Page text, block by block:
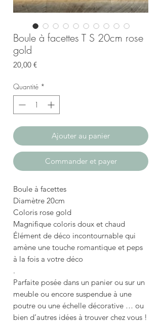
Boule à facettes T S 20cm rose
gold
20,00 €Prix
Quantité *
Ajouter au panier
Commander et payer
Boule à facettes
Diamètre 20cm
Coloris rose gold
Magnifique coloris doux et chaud
Élément de déco incontournable qui
amène une touche romantique et peps
à la fois a votre déco
.
Parfaite posée dans un panier ou sur un
meuble ou encore suspendue à une
poutre ou une échelle décorative … ou
bien d’autres idées à trouver chez vous !